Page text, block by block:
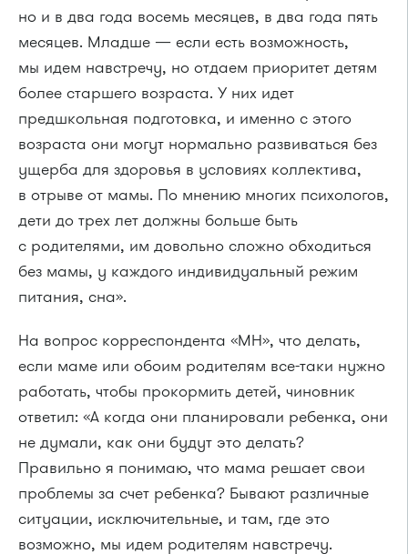
но и в два года восемь месяцев, в два года пять
месяцев. Младше — если есть возможность,
мы идем навстречу, но отдаем приоритет детям
более старшего возраста. У них идет
предшкольная подготовка, и именно с этого
возраста они могут нормально развиваться без
ущерба для здоровья в условиях коллектива,
в отрыве от мамы. По мнению многих психологов,
дети до трех лет должны больше быть
с родителями, им довольно сложно обходиться
без мамы, у каждого индивидуальный режим
питания, сна».
На вопрос корреспондента «МН», что делать,
если маме или обоим родителям все-таки нужно
работать, чтобы прокормить детей, чиновник
ответил: «А когда они планировали ребенка, они
не думали, как они будут это делать?
Правильно я понимаю, что мама решает свои
проблемы за счет ребенка? Бывают различные
ситуации, исключительные, и там, где это
возможно, мы идем родителям навстречу.